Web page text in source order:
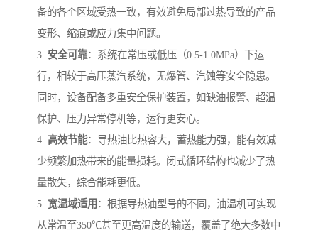
备的各个区域受热一致，有效避免局部过热导致的产品
变形、缩痕或应力集中问题。
3. 安全可靠：系统在常压或低压（0.5-1.0MPa）下运
行，相较于高压蒸汽系统，无爆管、汽蚀等安全隐患。
同时，设备配备多重安全保护装置，如缺油报警、超温
保护、压力异常停机等，运行更安心。
4. 高效节能：导热油比热容大，蓄热能力强，能有效减
少频繁加热带来的能量损耗。闭式循环结构也减少了热
量散失，综合能耗更低。
5. 宽温域适用 ：根据导热油型号的不同，油温机可实现
从常温至350℃甚至更高温度的输送，覆盖了绝大多数中